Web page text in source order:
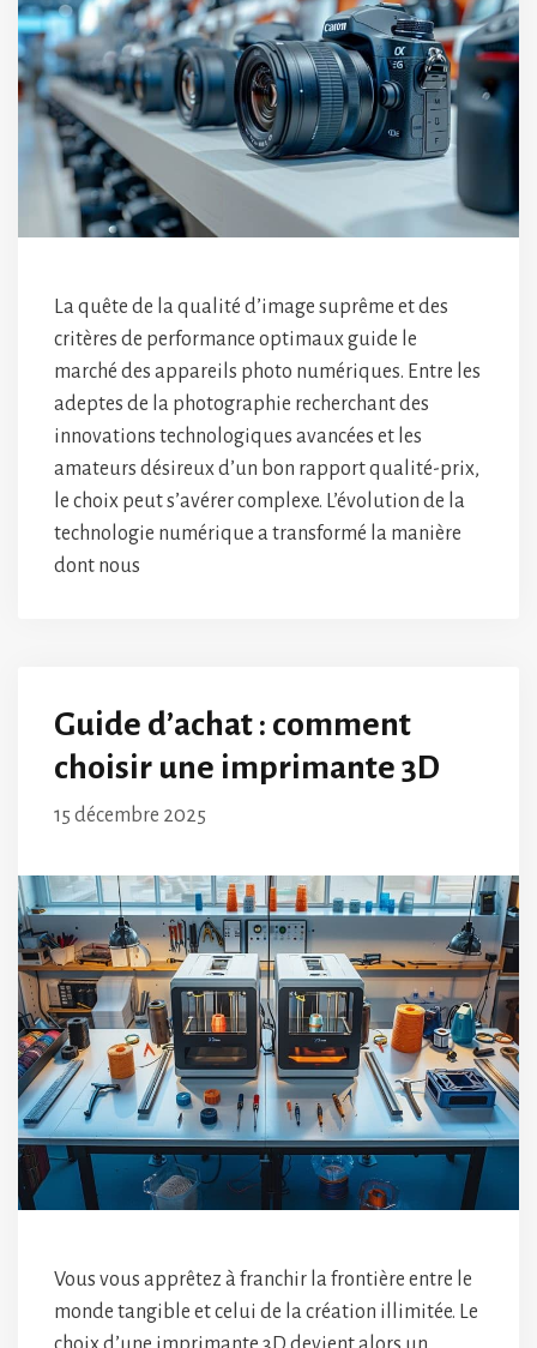
La quête de la qualité d’image suprême et des
critères de performance optimaux guide le
marché des appareils photo numériques. Entre les
adeptes de la photographie recherchant des
innovations technologiques avancées et les
amateurs désireux d’un bon rapport qualité-prix,
le choix peut s’avérer complexe. L’évolution de la
technologie numérique a transformé la manière
dont nous
Guide d’achat : comment
choisir une imprimante 3D
15 décembre 2025
Vous vous apprêtez à franchir la frontière entre le
monde tangible et celui de la création illimitée. Le